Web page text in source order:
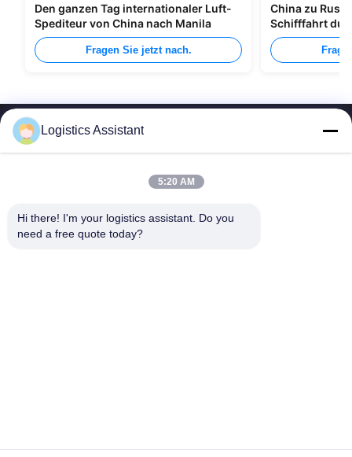
Den ganzen Tag internationaler Luft-
Spediteur von China nach Manila
Fragen Sie jetzt nach.
China zu
Schifffahrt
Logistics Assistant
5:20 AM
Hi there! I'm your logistics assistant. Do you
need a free quote today?